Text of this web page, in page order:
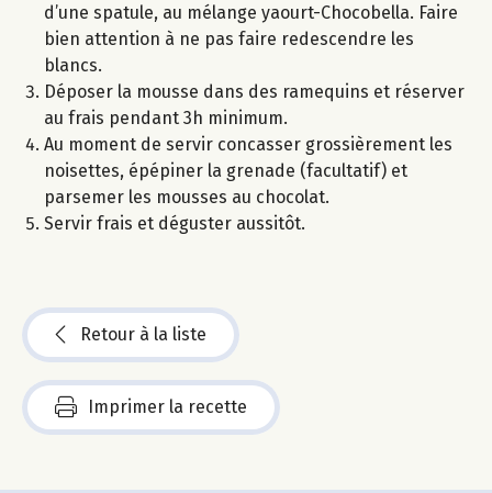
d’une spatule, au mélange yaourt-Chocobella. Faire
bien attention à ne pas faire redescendre les
blancs.
Déposer la mousse dans des ramequins et réserver
au frais pendant 3h minimum.
Au moment de servir concasser grossièrement les
noisettes, épépiner la grenade (facultatif) et
parsemer les mousses au chocolat.
Servir frais et déguster aussitôt.
Retour à la liste
Imprimer la recette